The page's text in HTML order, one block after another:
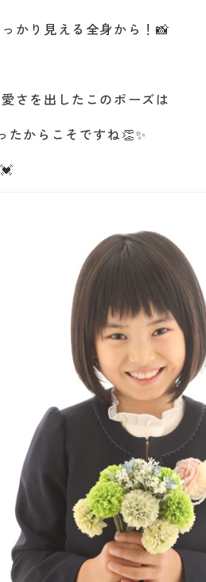
かり見える全身から！📸
さを出したこのポーズは
たからこそですね👏✨